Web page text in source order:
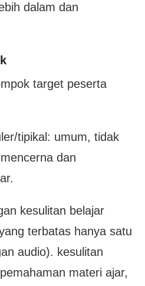
dalam dan
target peserta
tipikal: umum, tidak
dan
kesulitan belajar
terbatas hanya satu
audio). kesulitan
materi ajar,